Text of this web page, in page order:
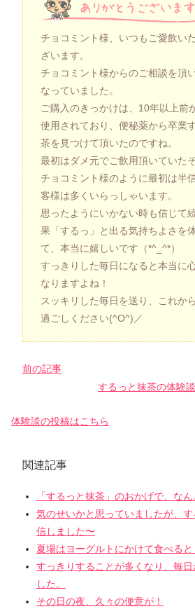
チョコミント様、いつもご愛飲い
ざいます。
チョコミント様からのご相談を頂
なっていました。
ご購入のきっかけは、10年以上前
使用されており、便秘薬から卒業
茶を見つけて頂いたのですね。
最初はダメ元でご飲用頂いていた
チョコミント様のように最初は半
客様は多くいらっしゃいます。
思ったようにいかない時も信じて
果「するっ」と出る気持ちよさを
て、本当に嬉しいです（*^_^*）
すっきりした毎日になると本当に
なりますよね！
スッキリした毎日を送り、これか
過ごしください(^O^)／
前の記事
するっと抹茶の体験
体験談の投稿はこちら
関連記事
「するっと抹茶」のおかげで、な
気のせいかと思っていましたが、
信しました〜
夏場はヨーグルトにかけて食べると
すっきりすることが多くなり、毎
した。
その日の夜、久々の便意が！